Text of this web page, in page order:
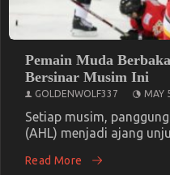
Pemain Muda
Bersinar Musim Ini
GOLDENWOLF337 MAY
Setiap musim,
(AHL) menjadi ajang
Read More